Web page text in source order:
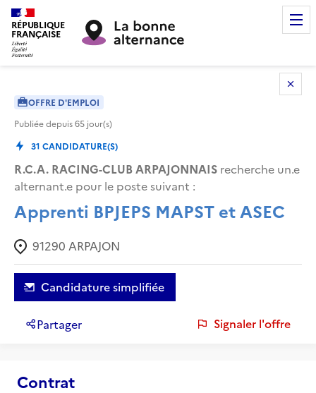
RÉPUBLIQUE
FRANÇAISE
OFFRE D'EMPLOI
Publiée depuis65 jour(s)
31 CANDIDATURE(S)
R.C.A. RACING-CLUB ARPAJONNAIS recherche un.e
alternant.e pour le poste suivant :
Apprenti BPJEPS MAPST et ASEC
91290 ARPAJON
Candidature simplifiée
Partager Signaler l'offre
Contrat